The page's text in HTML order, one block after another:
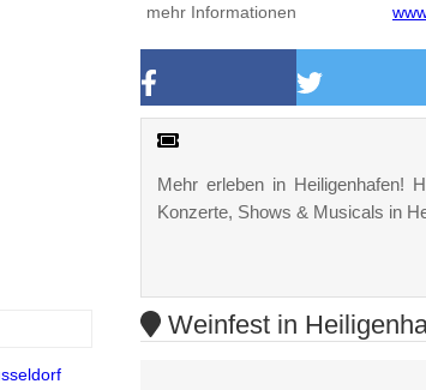
mehr Informationen
Mehr erleben in Heiligenhafen!
Konzerte, Shows & Musicals in
Weinfest in